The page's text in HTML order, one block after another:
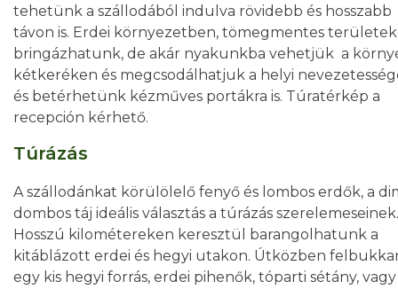
tehetünk a szállodából indulva rövidebb és hosszabb
távon is. Erdei környezetben, tömegmentes
bringázhatunk, de akár nyakunkba vehetjük a
kétkeréken és megcsodálhatjuk a helyi
és betérhetünk kézműves portákra is. Túratérkép a
recepción kérhető.
Túrázás
A szállodánkat körülölelő fenyő és lombos erdők, a
dombos táj ideális választás a túrázás szerelemeseinek.
Hosszú kilométereken keresztül barangolhatunk a
kitáblázott erdei és hegyi utakon. Útközben
egy kis hegyi forrás, erdei pihenők, tóparti sétány, vagy